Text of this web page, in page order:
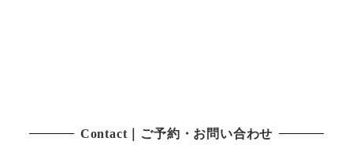
Contact｜ご予約・お問い合わせ